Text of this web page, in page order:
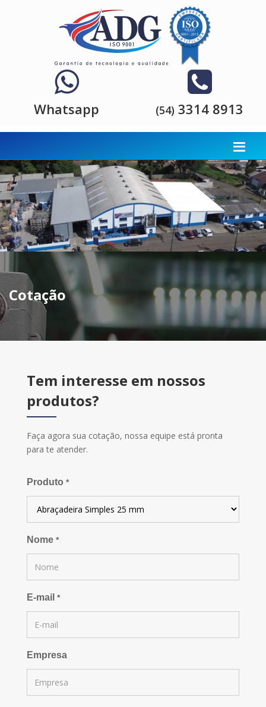
Whatsapp (54) 3314 8913
Cotação
Tem interesse em nossos
produtos?
Faça agora sua cotação, nossa equipe está pronta
para te atender.
Produto *
Nome *
E-mail *
Empresa